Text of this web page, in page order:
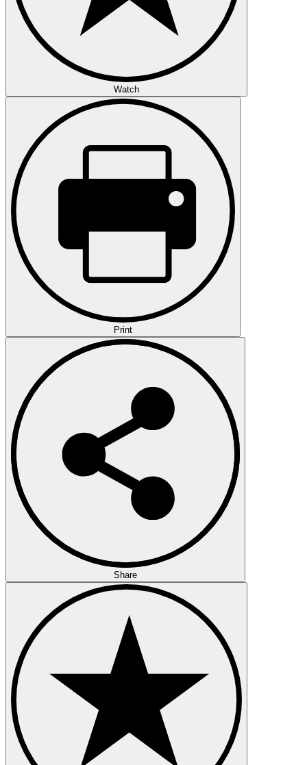
Watch
Print
Share